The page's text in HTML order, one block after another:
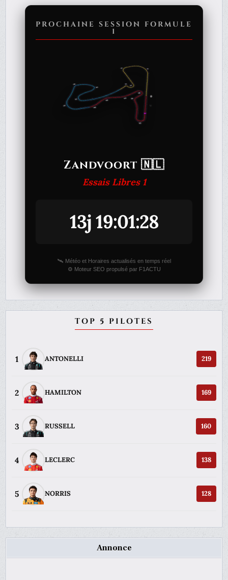
PROCHAINE SESSION FORMULE
1
Zandvoort 🇳🇱
Essais Libres 1
13j 19:01:28
🛰️ Météo et Horaires actualisés en temps réel
⚙️ Moteur SEO propulsé par F1ACTU
TOP 5 PILOTES
1 ANTONELLI 219
2 HAMILTON 169
3 RUSSELL 160
4 LECLERC 138
5 NORRIS 128
Annonce